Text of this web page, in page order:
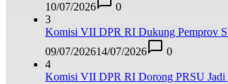
10/07/2026
0
3
Komisi VII DPR RI Dukung Pemprov
09/07/202614/07/2026
0
4
Komisi VII DPR RI Dorong PRSU Jadi